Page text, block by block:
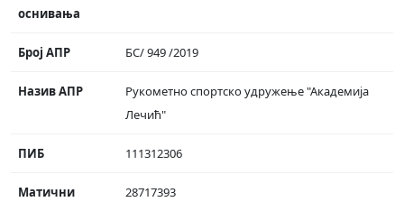
оснивања
Број АПР БС/ 949 /2019
Назив АПР
Рукометно спортско удружење "Академија
Лечић"
ПИБ 111312306
Матични 28717393